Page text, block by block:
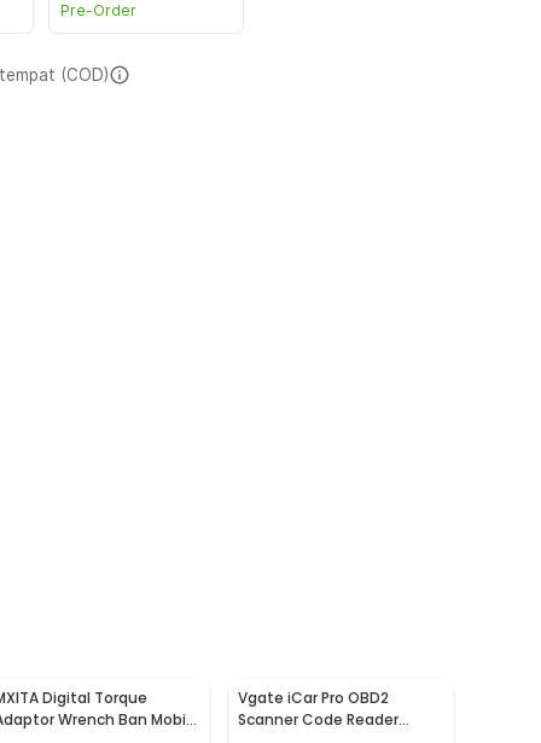
Pre-Order
(COD)
Digital Torque
Wrench Ban Mobil
Vgate iCar Pro OBD2
Scanner Code Reader